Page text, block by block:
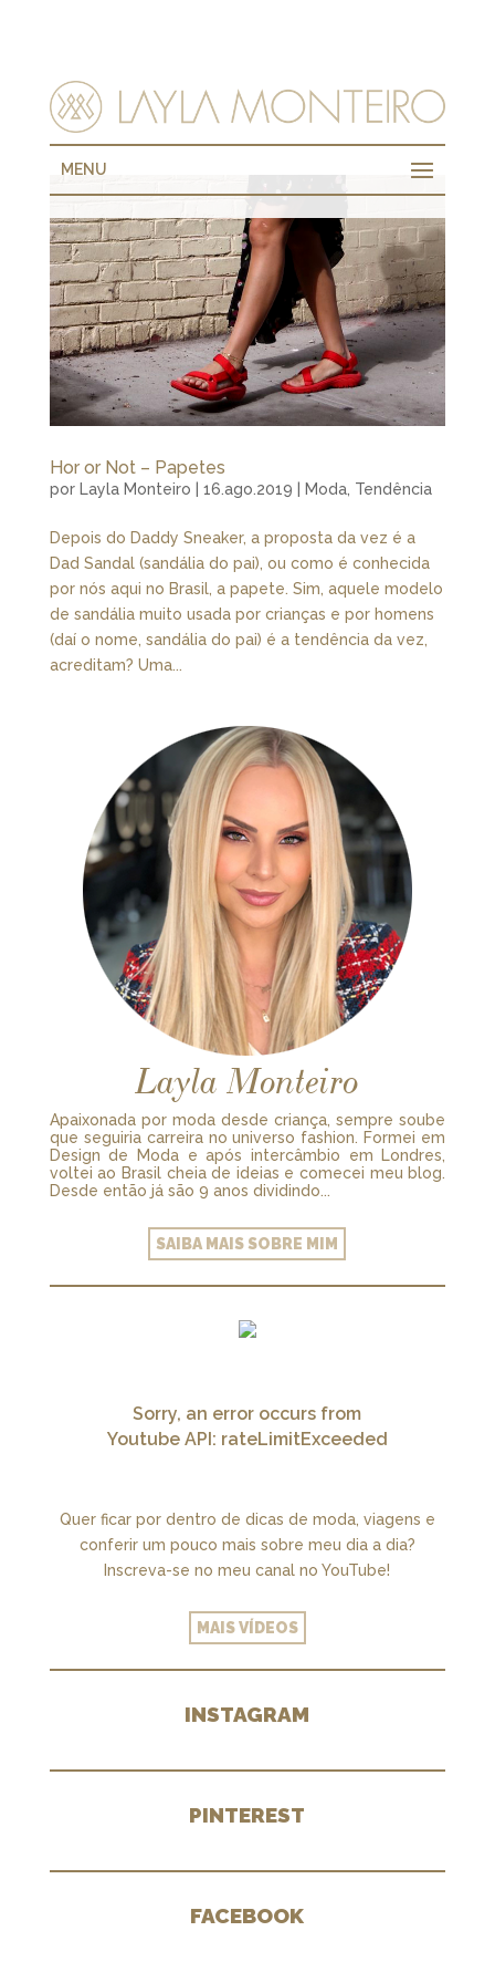
MENU
Hor or Not – Papetes
por Layla Monteiro 16.ago.2019 Moda, Tendência
Depois do Daddy Sneaker, a proposta da vez é a
Dad Sandal (sandália do pai), ou como é conhecida
por nós aqui no Brasil, a papete. Sim, aquele modelo
de sandália muito usada por crianças e por homens
(daí o nome, sandália do pai) é a tendência da vez,
acreditam? Uma...
Layla Monteiro
Apaixonada por moda desde criança, sempre soube
que seguiria carreira no universo fashion. Formei em
Design de Moda e após intercâmbio em Londres,
voltei ao Brasil cheia de ideias e comecei meu blog.
Desde então já são 9 anos dividindo...
SAIBA MAIS SOBRE MIM
Sorry, an error occurs from
Youtube API: rateLimitExceeded
Quer ficar por dentro de dicas de moda, viagens e
conferir um pouco mais sobre meu dia a dia?
Inscreva-se no meu canal no YouTube!
MAIS VÍDEOS
INSTAGRAM
PINTEREST
FACEBOOK